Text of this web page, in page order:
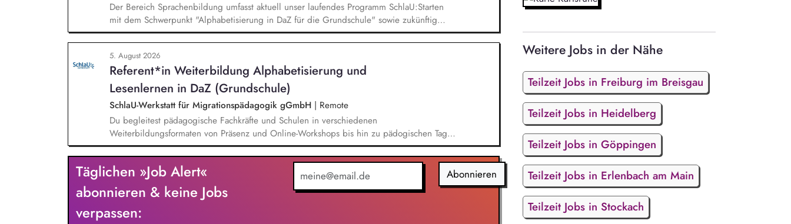
Der Bereich Sprachenbildung umfasst aktuell unser laufendes Programm SchlaU:Starten
mit dem Schwerpunkt "Alphabetisierung in DaZ für die Grundschule" sowie zukünftig
weitere auf Unterrichtsmaterial bezogene Projekte mit den Schwerpunkten
sprachensensibles und rassismuskritisches Deutschlernen von der Grundschule bis in die
Berufliche Bildung. Der Bereich Sprachenbildung entwickelt in seinen Projekten dazu
zielgruppengerechte und innovative Unterrichtsmaterialien und begleitet pädagogische
Fachkräfte mit daran angeschlossenen Weiterbildungsangeboten online wie offline.
5. August 2026
Referent*in Weiterbildung Alphabetisierung und
Lesenlernen in DaZ (Grundschule)
SchlaU-Werkstatt für Migrationspädagogik gGmbH | Remote
Du begleitest pädagogische Fachkräfte und Schulen in verschiedenen
Weiterbildungsformaten von Präsenz und Online-Workshops bis hin zu pädogischen Tagen
und erstellst Online-Selbstlernkurse für unsere Plattform schlau-lernen.org. Die inhaltlichen
Schwerpunkte liegen dabei auf den Bereichen Lesen lernen,
Mehrsprachigkeitsbewusstsein und Alphabetisierung in der Grundschule.
Täglichen »Job Alert«
abonnieren & keine Jobs
verpassen:
Abonnieren
Weitere Jobs in der Nähe
Teilzeit Jobs in Freiburg im Breisgau
Teilzeit Jobs in Heidelberg
Teilzeit Jobs in Göppingen
Teilzeit Jobs in Erlenbach am Main
Teilzeit Jobs in Stockach